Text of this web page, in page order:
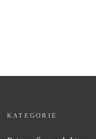
KATEGORIE